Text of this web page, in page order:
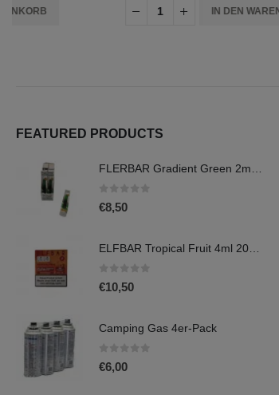
IN DEN WARENKORB
FEATURED PRODUCTS
€8,50
€10,50
Camping Gas 4er-Pack
€6,00